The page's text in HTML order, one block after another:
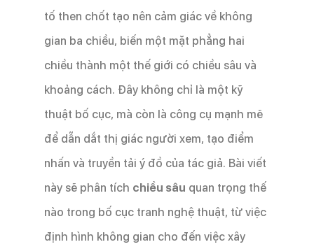
tố then chốt tạo nên cảm giác về không
gian ba chiều, biến một mặt phẳng hai
chiều thành một thế giới có chiều sâu và
khoảng cách. Đây không chỉ là một kỹ
thuật bố cục, mà còn là công cụ mạnh mẽ
để dẫn dắt thị giác người xem, tạo điểm
nhấn và truyền tải ý đồ của tác giả. Bài viết
này sẽ phân tích chiều sâu quan trọng thế
nào trong bố cục tranh nghệ thuật, từ việc
định hình không gian cho đến việc xây